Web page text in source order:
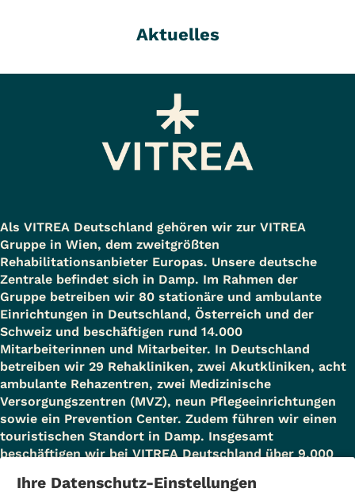
Aktuelles
Als VITREA Deutschland gehören wir zur VITREA
Gruppe in Wien, dem zweitgrößten
Rehabilitationsanbieter Europas. Unsere deutsche
Zentrale befindet sich in Damp. Im Rahmen der
Gruppe betreiben wir 80 stationäre und ambulante
Einrichtungen in Deutschland, Österreich und der
Schweiz und beschäftigen rund 14.000
Mitarbeiterinnen und Mitarbeiter. In Deutschland
betreiben wir 29 Rehakliniken, zwei Akutkliniken, acht
ambulante Rehazentren, zwei Medizinische
Versorgungszentren (MVZ), neun Pflegeeinrichtungen
sowie ein Prevention Center. Zudem führen wir einen
touristischen Standort in Damp. Insgesamt
beschäftigen wir bei VITREA Deutschland über 9.000
Ihre Datenschutz-Einstellungen